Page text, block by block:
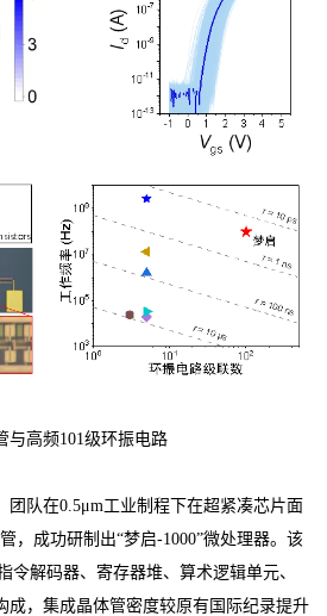
高频101级环振电路
队在0.5μm工业制程下在超紧凑芯片面
，成功研制出“梦启-1000”微处理器。该
令解码器、寄存器堆、算术逻辑单元、
成，集成晶体管密度较原有国际纪录提升